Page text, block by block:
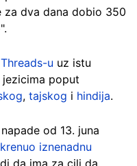
za dva dana dobio 350
Threads-u uz istu
poput
, tajskog i hindija.
od 13. juna
iznenadnu
da ima za cilj da